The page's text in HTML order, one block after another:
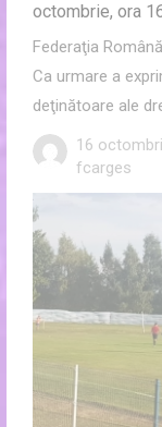
octombrie, ora
Federaţia
Ca urmare a
deţinătoare ale
16
Author
fcarges